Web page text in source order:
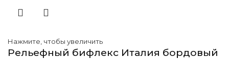
Нажмите, чтобы увеличить
Рельефный бифлекс Италия бордовый